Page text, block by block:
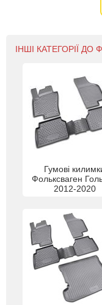
ІНШІ КАТЕГОРІЇ ДО
Гумові
Фольксваген
2012-2020